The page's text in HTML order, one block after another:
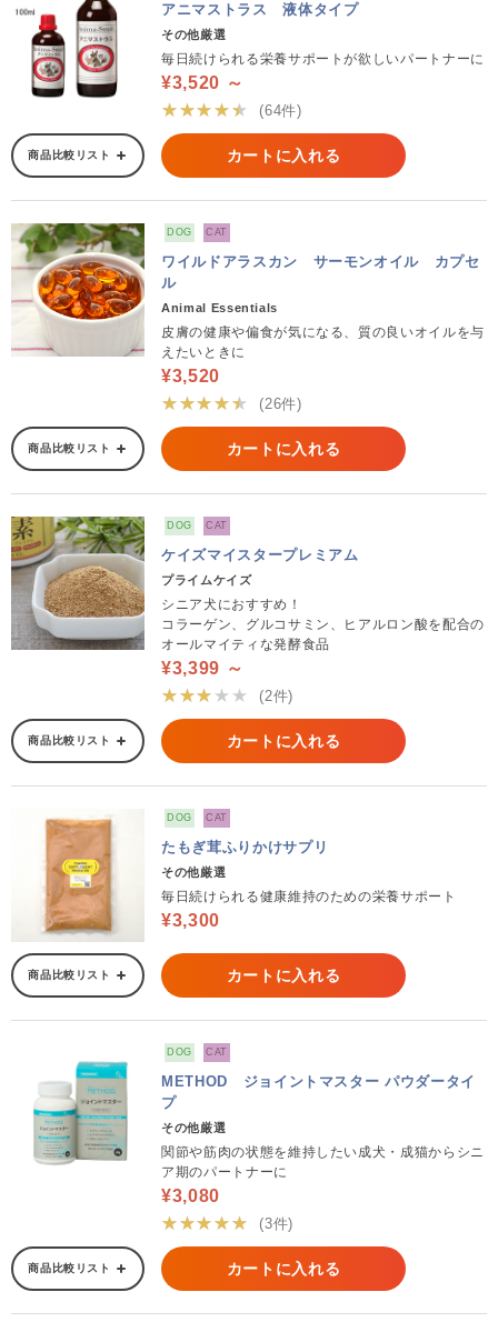
アニマストラス 液体タイプ
その他厳選
毎日続けられる栄養サポートが欲しいパートナーに
¥3,520 ～
★★★★★
(64件)
商品比較リスト カートに入れる
DOG CAT
ワイルドアラスカン サーモンオイル カプセ
ル
Animal Essentials
皮膚の健康や偏食が気になる、質の良いオイルを与
えたいときに
¥3,520
★★★★★
(26件)
商品比較リスト カートに入れる
DOG CAT
ケイズマイスタープレミアム
プライムケイズ
シニア犬におすすめ！
コラーゲン、グルコサミン、ヒアルロン酸を配合の
オールマイティな発酵食品
¥3,399 ～
★★★★★
(2件)
商品比較リスト カートに入れる
DOG CAT
たもぎ茸ふりかけサプリ
その他厳選
毎日続けられる健康維持のための栄養サポート
¥3,300
商品比較リスト カートに入れる
DOG CAT
METHOD ジョイントマスター パウダータイ
プ
その他厳選
関節や筋肉の状態を維持したい成犬・成猫からシニ
ア期のパートナーに
¥3,080
★★★★★
(3件)
商品比較リスト カートに入れる